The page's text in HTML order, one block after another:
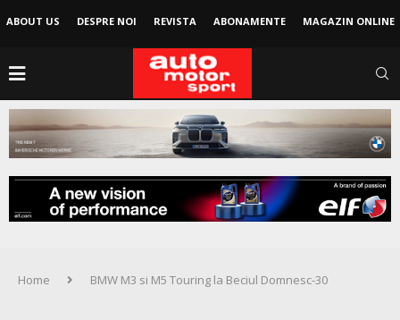
ABOUT US DESPRE NOI REVISTA ABONAMENTE MAGAZIN ONLINE
Home BMW M3 si M5 Touring la Beciul Domnesc-30